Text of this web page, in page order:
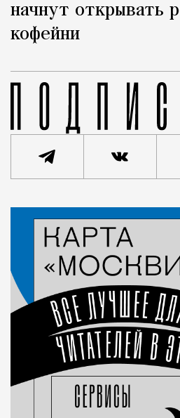
начнут открывать
кофейни